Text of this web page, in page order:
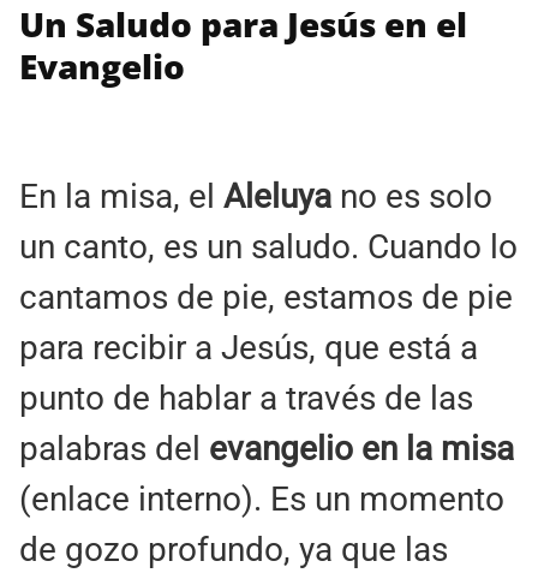
Un Saludo para Jesús en el
Evangelio
En la misa, el Aleluya no es solo
un canto, es un saludo. Cuando lo
cantamos de pie, estamos de pie
para recibir a Jesús, que está a
punto de hablar a través de las
palabras del evangelio en la misa
(enlace interno). Es un momento
de gozo profundo, ya que las